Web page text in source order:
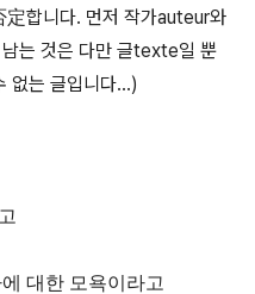
합니다. 먼저 작가auteur와
는 것은 다만 글texte일 뿐
없는 글입니다…)
대한 모욕이라고